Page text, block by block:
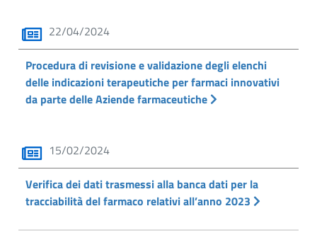
22/04/2024
Procedura di revisione e validazione degli elenchi
delle indicazioni terapeutiche per farmaci innovativi
da parte delle Aziende farmaceutiche
15/02/2024
Verifica dei dati trasmessi alla banca dati per la
tracciabilità del farmaco relativi all’anno 2023